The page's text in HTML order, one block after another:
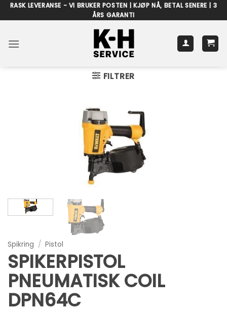
Skip
to
RASK LEVERANSE - VI BRUKER POSTEN | KJØP NÅ, BETAL SENERE | 3
ÅRS GARANTI
FILTRER
Spikring / Pistol
SPIKERPISTOL
PNEUMATISK COIL
DPN64C